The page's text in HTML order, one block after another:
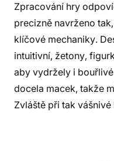
Zpracování hry
precizně navrženo
klíčové mechaniky.
intuitivní, žetony,
aby vydržely i
docela macek, takže
Zvláště při tak vášnivé